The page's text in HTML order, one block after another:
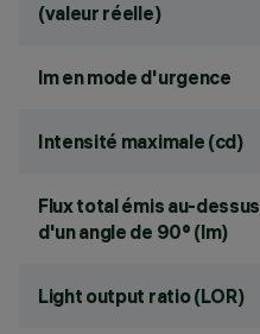
(valeur réelle)
lm en mode d'urgence
Intensité maximale (cd)
Flux total émis au-dessus
d'un angle de 90° (lm)
Light output ratio (LOR)